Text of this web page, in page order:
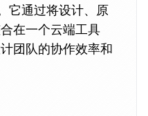
它通过将设计、原
在一个云端工具
团队的协作效率和